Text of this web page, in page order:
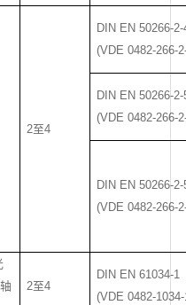
2至4
DIN EN 50266-2-
(VDE 0482-266-
DIN EN 50266-2-
(VDE 0482-266-
DIN EN 50266-2-
(VDE 0482-266-
2至4
DIN EN 61034-1
(VDE 0482-1034-